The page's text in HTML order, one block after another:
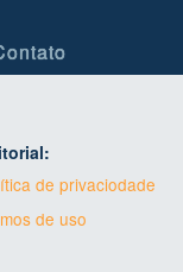
de privaciodade
de uso